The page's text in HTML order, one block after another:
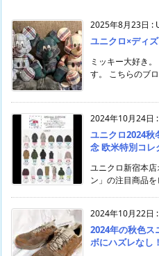
2025年8月23日 :
ユニクロ×ディ
ミッキー大好き
す。 こちらのブ
2024年10月24日 :
ユニクロ2024秋
念 欧米特別コレ
ユニクロ新宿本
ン」の注目商品
2024年10月22日 :
2024年の秋色
ボにハズレなし！